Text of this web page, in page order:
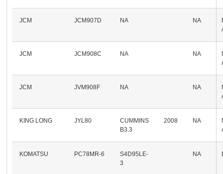
JCM JCM907D NA NA
JCM JCM908C NA NA
JCM JVM908F NA NA
KING LONG JYL80
CUMMINS
B3.3
2008 NA
KOMATSU PC78MR-6
S4D95LE-
3
NA